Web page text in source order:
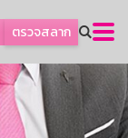
ตรวจสลาก